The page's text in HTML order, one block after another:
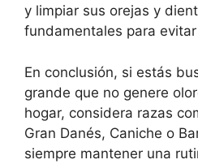
y limpiar sus orejas y
fundamentales para
En conclusión, si estás
grande que no genere
hogar, considera razas
Gran Danés, Caniche o
siempre mantener una